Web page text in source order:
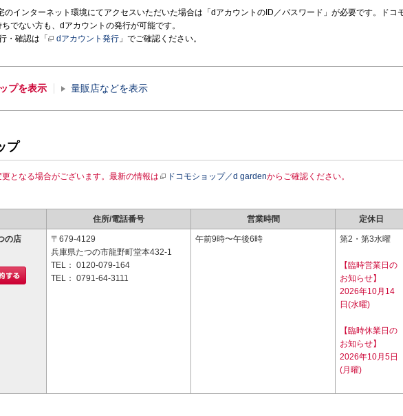
のインターネット環境にてアクセスいただいた場合は「dアカウントのID／パスワード」が必要です。ドコ
でない方も、dアカウントの発行が可能です。
・確認は「
dアカウント発行 」でご確認ください。
プを表示 量販店などを表示
プ
となる場合がございます。最新の情報は ドコモショップ／d gardenからご確認ください。
住所/電話番号 営業時間 定休日
の店
〒679-4129
兵庫県たつの市龍野町堂本432-1
TEL： 0120-079-164
TEL： 0791-64-3111
午前9時〜午後6時 第2・第3水曜
【臨時営業日の
お知らせ】
2026年10月14
日(水曜)
【臨時休業日の
お知らせ】
2026年10月5日
(月曜)